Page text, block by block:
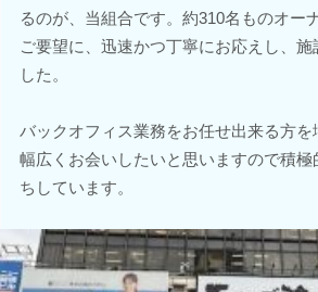
るのが、当組合です。約310名ものオー
ご要望に、迅速かつ丁寧にお応えし、施
した。
バックオフィス業務をお任せ出来る方を
幅広くお会いしたいと思いますので積
ちしています。